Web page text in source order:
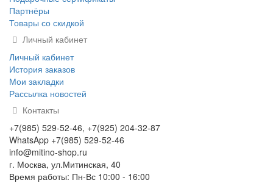
Партнёры
Товары со скидкой
Личный кабинет
Личный кабинет
История заказов
Мои закладки
Рассылка новостей
Контакты
+7(985) 529-52-46, +7(925) 204-32-87
WhatsApp +7(985) 529-52-46
info@mitino-shop.ru
г. Москва, ул.Митинская, 40
Время работы: Пн-Вс 10:00 - 16:00